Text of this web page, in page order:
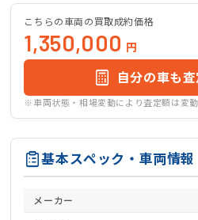
こちらの車両の買取成約価格
1,350,000 円
自分の車も
※車両状態・相場変動により査定額は変
基本スペック・車両情報
メーカー